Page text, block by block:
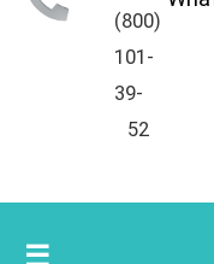
(800)
101-
39-
52